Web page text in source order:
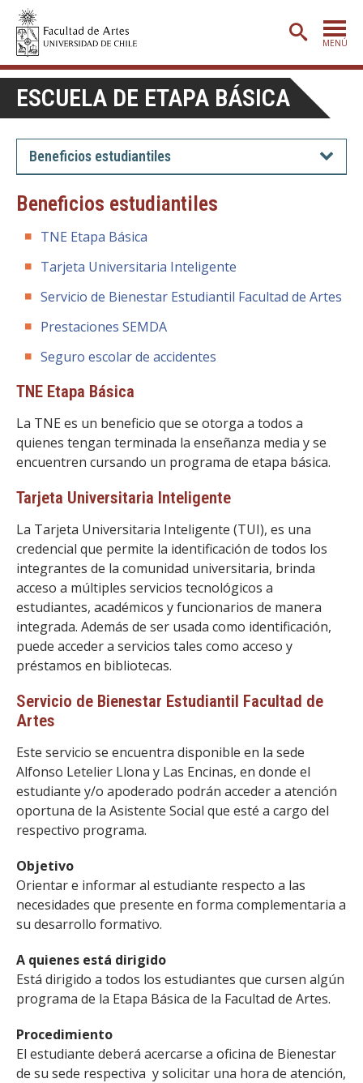
MENÚ
PORTADA
ADMISIÓN
ETAPA BÁSICA
CARRERAS
POSTGRADO
CREACIÓNE INVESTIGACIÓN
BIBLIOTECA
Académicas/os Egresadas/os
ESCUELA DE ETAPA BÁSICA
Beneficios estudiantiles
Beneficios estudiantiles
TNE Etapa Básica
Tarjeta Universitaria Inteligente
Servicio de Bienestar Estudiantil Facultad de Artes
Prestaciones SEMDA
Seguro escolar de accidentes
TNE Etapa Básica
La TNE es un beneficio que se otorga a todos a
quienes tengan terminada la enseñanza media y se
encuentren cursando un programa de etapa básica.
Tarjeta Universitaria Inteligente
La Tarjeta Universitaria Inteligente (TUI), es una
credencial que permite la identificación de todos los
integrantes de la comunidad universitaria, brinda
acceso a múltiples servicios tecnológicos a
estudiantes, académicos y funcionarios de manera
integrada. Además de ser usada como identificación,
puede acceder a servicios tales como acceso y
préstamos en bibliotecas.
Servicio de Bienestar Estudiantil Facultad de
Artes
Este servicio se encuentra disponible en la sede
Alfonso Letelier Llona y Las Encinas, en donde el
estudiante y/o apoderado podrán acceder a atención
oportuna de la Asistente Social que esté a cargo del
respectivo programa.
Objetivo
Orientar e informar al estudiante respecto a las
necesidades que presente en forma complementaria a
su desarrollo formativo.
A quienes está dirigido
Está dirigido a todos los estudiantes que cursen algún
programa de la Etapa Básica de la Facultad de Artes.
Procedimiento
El estudiante deberá acercarse a oficina de Bienestar
de su sede respectiva y solicitar una hora de atención,